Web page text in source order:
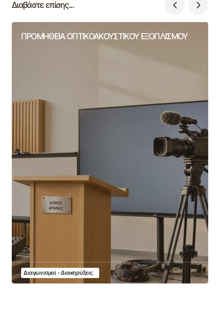
Διαβάστε επίσης...
ΠΡΟΜΗΘΕΙΑ ΟΠΤΙΚΟΑΚΟΥΣΤΙΚΟΥ ΕΞΟΠΛΙΣΜΟΥ
Διαγωνισμοί - Διακηρύξεις